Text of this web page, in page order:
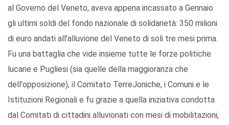
al Governo del Veneto, aveva appena incassato a Gennaio
gli ultimi soldi del fondo nazionale di solidarietà: 350 milioni
di euro andati all'alluvione del Veneto di soli tre mesi prima.
Fu una battaglia che vide insieme tutte le forze politiche
lucane e Pugliesi (sia quelle della maggioranza che
dell'opposizione), il Comitato TerreJoniche, i Comuni e le
Istituzioni Regionali e fu grazie a quella iniziativa condotta
dal Comitati di cittadini alluvionati con mesi di mobilitazioni,